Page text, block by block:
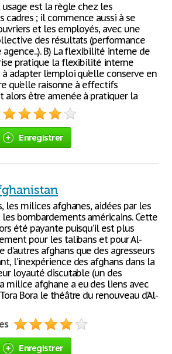
usage est la règle chez les
cadres ; il commence aussi à se
et les employés, avec une
des résultats (performance
agence...). B) La flexibilité interne de
pratique la flexibilité interne
adapter l’emploi qu’elle conserve en
qu’elle raisonne à effectifs
alors être amenée à pratiquer la
Enregistrer
les milices afghanes, aidées par les
bombardements américains. Cette
été payante puisqu’il est plus
pour les talibans et pour Al-
d’autres afghans que des agresseurs
l’inexpérience des afghans dans la
loyauté discutable (un des
milice afghane a eu des liens avec
Bora le théâtre du renouveau d’Al-
Enregistrer